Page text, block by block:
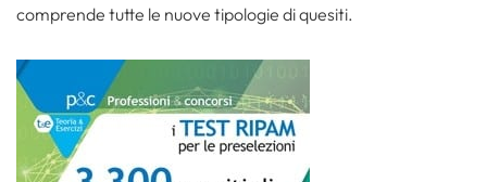
comprende tutte le nuove tipologie di quesiti.